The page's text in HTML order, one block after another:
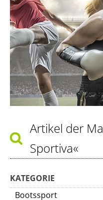
Artikel der
Sportiva«
KATEGORIE
Bootssport